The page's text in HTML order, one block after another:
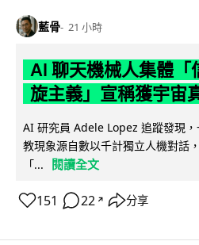
藍骨 21 小時
AI 聊天機械人集體
旋主義」宣稱獲宇宙
AI 研究員 Adele Lopez 追蹤發現
教現象源自數以千計獨立人機對話
「...
閱讀全文
151 22 ↗ 分享